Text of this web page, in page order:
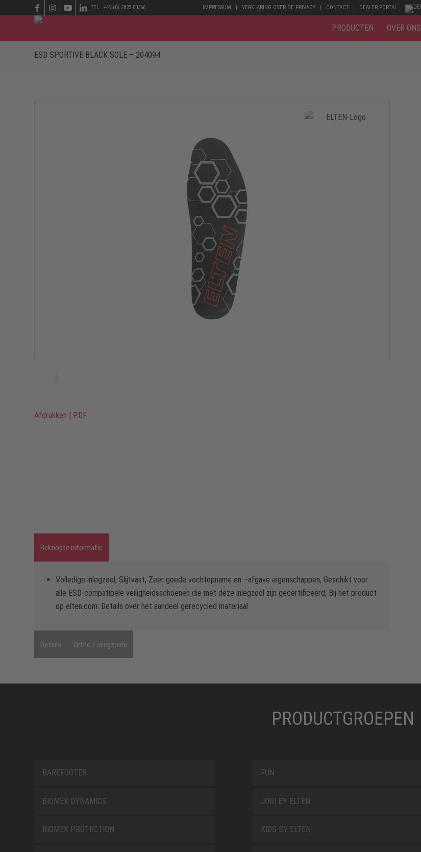
IMPRESSUM VERKLARING OVER DE PRIVACY CONTACT DEALER PORTAL
TEL.: +49 (0) 2825 80366
PRODUCTEN OVER ONS
ESD SPORTIVE BLACK SOLE – 204094
Afdrukken | PDF
Beknopte informatie
Volledige inlegzool, Slijtvast, Zeer goede vochtopname en –afgave eigenschappen, Geschikt voor
alle ESD-compatibele veiligheidsschoenen die met deze inlegzool zijn gecertificeerd, Bij het product
op elten.com: Details over het aandeel gerecycled materiaal
Details Ortho / inlegzolen
PRODUCTGROEPEN
BAREFOOTER
BIOMEX DYNAMICS
BIOMEX PROTECTION
FUN
JORI BY ELTEN
KIDS BY ELTEN